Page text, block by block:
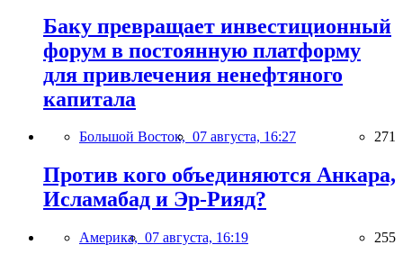
Баку превращает инвестиционный
форум в постоянную платформу
для привлечения ненефтяного
капитала
Большой Восток, 07 августа, 16:27 271
Против кого объединяются Анкара,
Исламабад и Эр-Рияд?
Америка, 07 августа, 16:19 255